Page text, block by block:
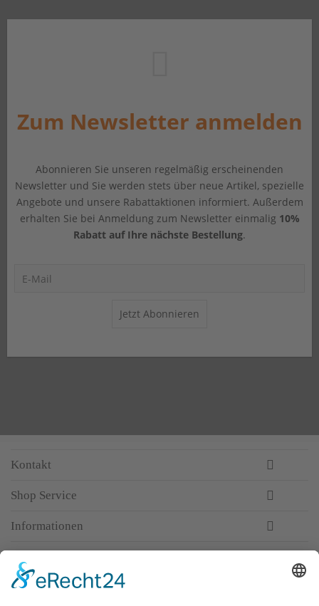
Zum Newsletter anmelden
Abonnieren Sie unseren regelmäßig erscheinenden
Newsletter und Sie werden stets über neue Artikel, spezielle
Angebote und unsere Rabattaktionen informiert. Außerdem
erhalten Sie bei Anmeldung zum Newsletter einmalig 10%
Rabatt auf Ihre nächste Bestellung.
Jetzt Abonnieren
Kontakt
Shop Service
Informationen
Top-Anbieter